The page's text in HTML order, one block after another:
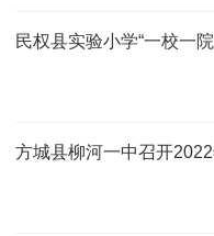
民权县实验小学“一校一
方城县柳河一中召开